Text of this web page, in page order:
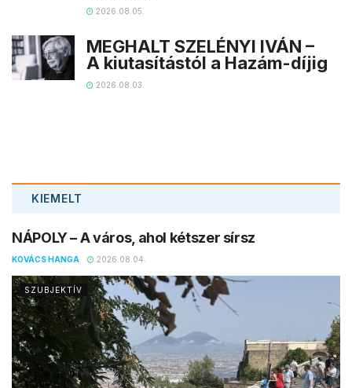
2026.08.05.
MEGHALT SZELÉNYI IVÁN –
A kiutasítástól a Hazám-díjig
2026.08.03.
KIEMELT
NÁPOLY – A város, ahol kétszer sírsz
KOVÁCS HANGA 2026.08.04.
SZUBJEKTÍV